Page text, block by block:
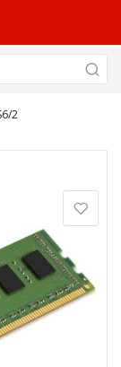
2